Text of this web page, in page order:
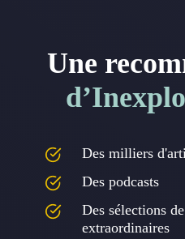
Une
Des milliers
Des podcasts
Des sélections
extraordinaires